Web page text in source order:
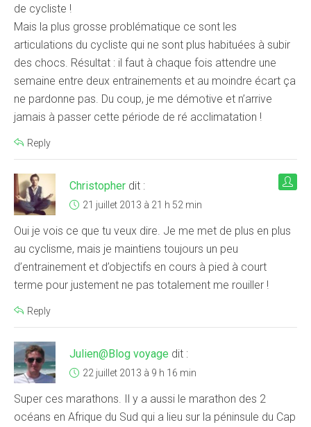
de cycliste !
Mais la plus grosse problématique ce sont les
articulations du cycliste qui ne sont plus habituées à subir
des chocs. Résultat : il faut à chaque fois attendre une
semaine entre deux entrainements et au moindre écart ça
ne pardonne pas. Du coup, je me démotive et n’arrive
jamais à passer cette période de ré acclimatation !
Reply
Christopher dit :
21 juillet 2013 à 21 h 52 min
Oui je vois ce que tu veux dire. Je me met de plus en plus
au cyclisme, mais je maintiens toujours un peu
d’entrainement et d’objectifs en cours à pied à court
terme pour justement ne pas totalement me rouiller !
Reply
Julien@Blog voyage dit :
22 juillet 2013 à 9 h 16 min
Super ces marathons. Il y a aussi le marathon des 2
océans en Afrique du Sud qui a lieu sur la péninsule du Cap